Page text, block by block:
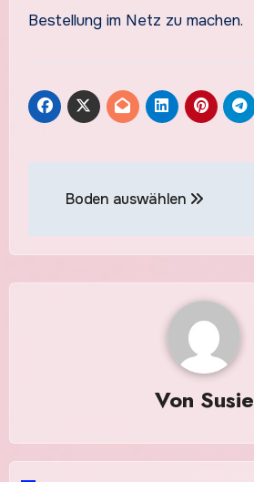
Bestellung im Netz zu machen.
Boden auswählen
Von Susie